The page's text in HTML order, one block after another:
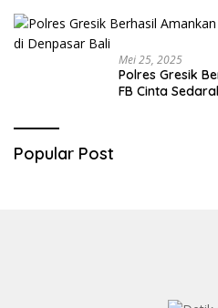
Mei 25, 2025
Polres Gresik
FB Cinta
Popular Post